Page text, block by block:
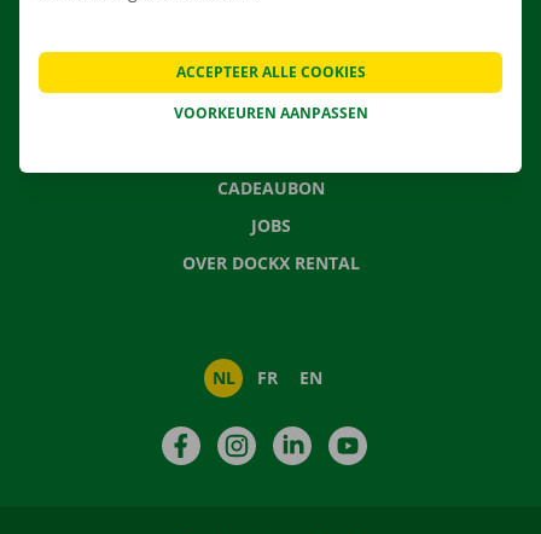
CONTACTEER ONS
VEELGESTELDE VRAGEN
CADEAUBON
JOBS
OVER DOCKX RENTAL
NL FR EN
FacebookInstagramLinkedIn
VOORKEUREN AANPASSEN
ACCEPTEER ALLE COOKIES